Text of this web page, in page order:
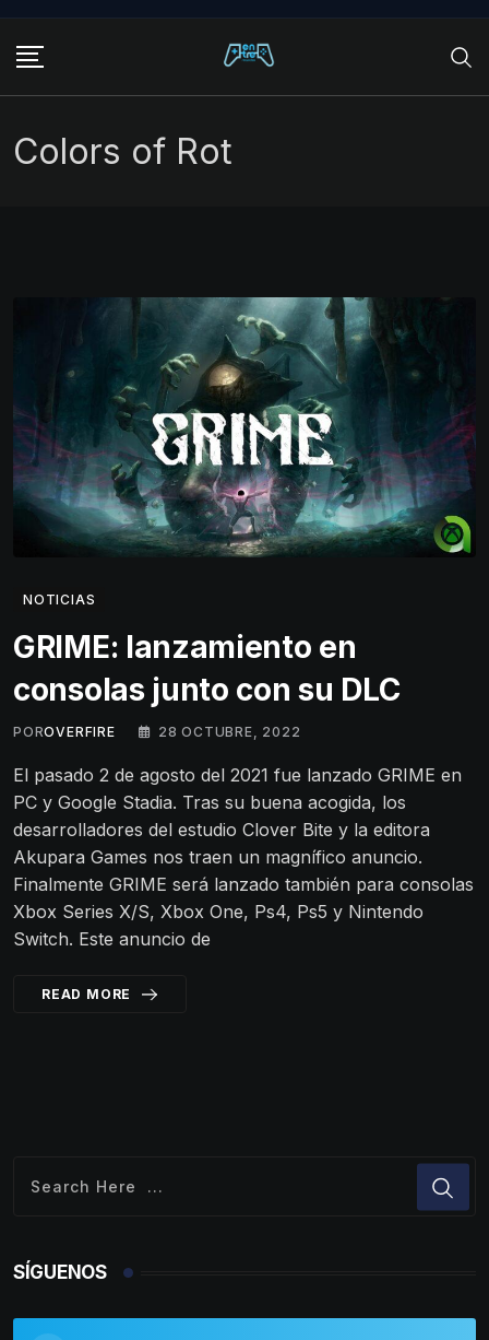
content
Colors of Rot
NOTICIAS
GRIME: lanzamiento en
consolas junto con su DLC
POROVERFIRE 28 OCTUBRE, 2022
El pasado 2 de agosto del 2021 fue lanzado GRIME en
PC y Google Stadia. Tras su buena acogida, los
desarrolladores del estudio Clover Bite y la editora
Akupara Games nos traen un magnífico anuncio.
Finalmente GRIME será lanzado también para consolas
Xbox Series X/S, Xbox One, Ps4, Ps5 y Nintendo
Switch. Este anuncio de
READ MORE
SÍGUENOS